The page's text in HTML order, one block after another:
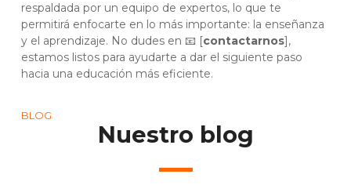
respaldada por un equipo de expertos, lo que te
permitirá enfocarte en lo más importante: la enseñanza
y el aprendizaje. No dudes en 📧 [contactarnos],
estamos listos para ayudarte a dar el siguiente paso
hacia una educación más eficiente.
BLOG
Nuestro blog